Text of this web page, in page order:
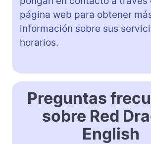
página web para obtener
información sobre sus
horarios.
Preguntas
sobre Red
English